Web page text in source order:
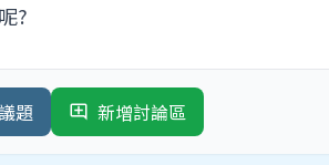
?
題 add_comment 新增討論區